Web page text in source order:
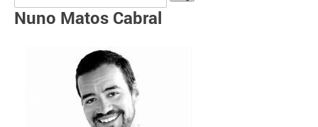
Nuno Matos Cabral